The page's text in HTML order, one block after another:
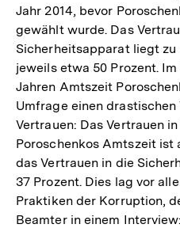
Jahr 2014, bevor
gewählt wurde. Das
Sicherheitsapparat liegt
jeweils etwa 50 Prozent.
Jahren Amtszeit
Umfrage einen
Vertrauen: Das Vertrauen
Poroschenkos Amtszeit ist
das Vertrauen in die
37 Prozent. Dies lag vor
Praktiken der Korruption,
Beamter in einem Interview: